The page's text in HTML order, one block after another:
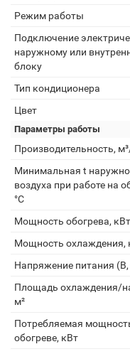
Режим работы
Подключение
наружному или
блоку
Тип кондиционера
Цвет
Параметры работы
Производительность,
Минимальная t
воздуха при работе на
°С
Мощность обогрева, кВт
Мощность охлаждения,
Напряжение питания (В,
Площадь охлаждения/
м²
Потребляемая
обогреве, кВт